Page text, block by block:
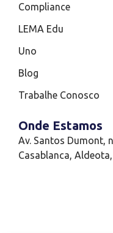
Compliance
LEMA Edu
Uno
Blog
Trabalhe Conosco
Onde Estamos
Av. Santos Dumont,
Casablanca,